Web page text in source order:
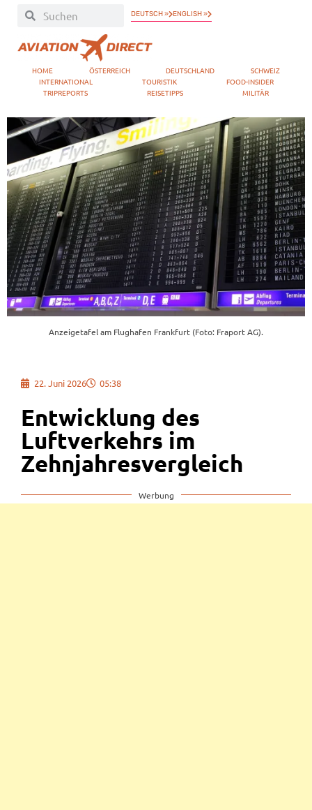
DEUTSCH » ENGLISH »
HOME ÖSTERREICH DEUTSCHLAND
SCHWEIZ
INTERNATIONAL
TOURISTIK
FOOD-INSIDER
TRIPREPORTS
REISETIPPS MILITÄR
Anzeigetafel am Flughafen Frankfurt (Foto: Fraport AG).
22. Juni 2026 05:38
Entwicklung des
Luftverkehrs im
Zehnjahresvergleich
Werbung